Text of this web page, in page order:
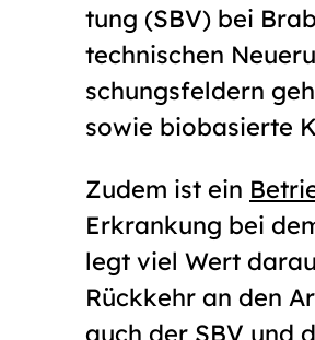
tung (SBV) bei
technischen
schungs­feldern
sowie bio­basierte
Zudem ist ein
Erkrankung bei
legt viel Wert
Rückkehr an den
auch der SBV und